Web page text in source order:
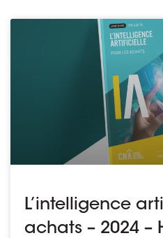
L’intelligence
achats – 2024 –